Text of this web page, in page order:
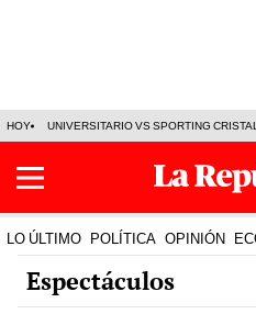
HOY UNIVERSITARIO VS SPORTING CRISTAL
LO ÚLTIMO POLÍTICA OPINIÓN
Espectáculos